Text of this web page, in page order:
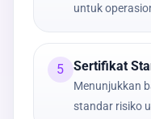
untuk
5 Sertifikat
Menunjukkan
standar risiko